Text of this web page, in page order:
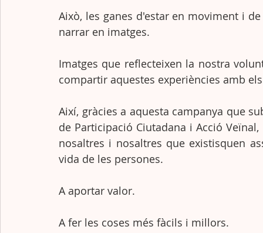
Això, les ganes d'estar en moviment i
narrar en imatges.
Imatges que reflecteixen la nostra
compartir aquestes experiències amb
Així, gràcies a aquesta campanya que
de Participació Ciutadana i Acció
nosaltres i nosaltres que existisquen
vida de les persones.
A aportar valor.
A fer les coses més fàcils i millors.